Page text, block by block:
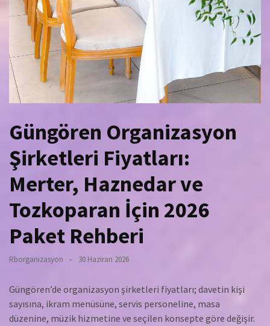
Güngören Organizasyon
Şirketleri Fiyatları:
Merter, Haznedar ve
Tozkoparan İçin 2026
Paket Rehberi
Rborganizasyon 30 Haziran 2026
Güngören’de organizasyon şirketleri fiyatları; davetin kişi
sayısına, ikram menüsüne, servis personeline, masa
düzenine, müzik hizmetine ve seçilen konsepte göre değişir.